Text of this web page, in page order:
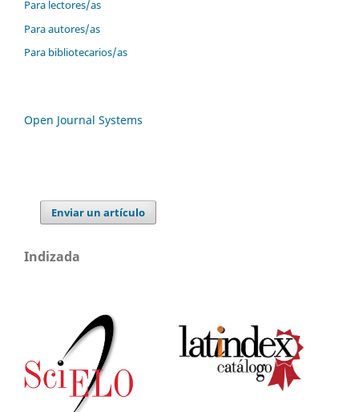
Para lectores/as
Para autores/as
Para bibliotecarios/as
Open Journal Systems
Enviar un artículo
Indizada